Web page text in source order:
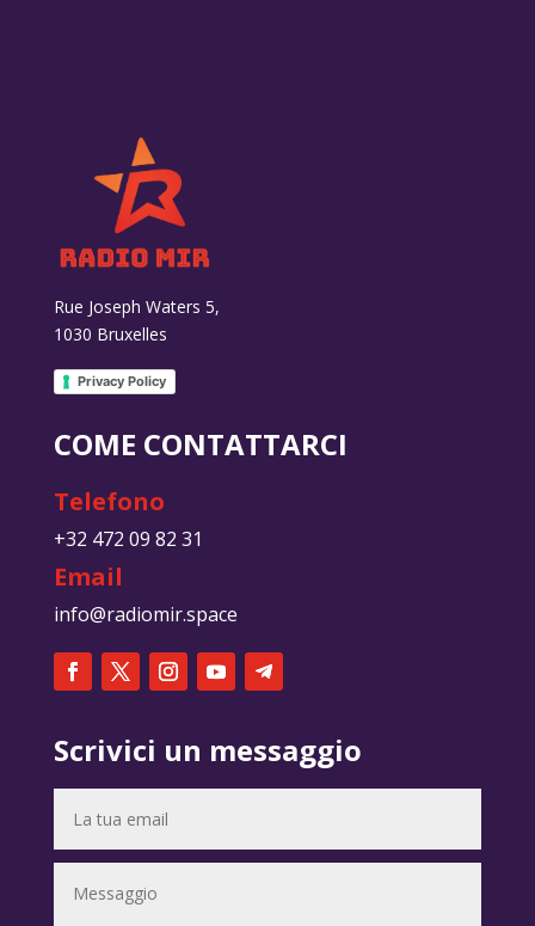
Rue Joseph Waters 5,
1030 Bruxelles
Privacy Policy
COME CONTATTARCI
Telefono
+32 472 09 82 31
Email
info@radiomir.space
Scrivici un messaggio